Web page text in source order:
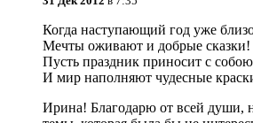
Когда наступающий год уже
Мечты оживают и добрые сказки!
Пусть праздник приносит с
И мир наполняют чудесные
Ирина! Благодарю от всей души,